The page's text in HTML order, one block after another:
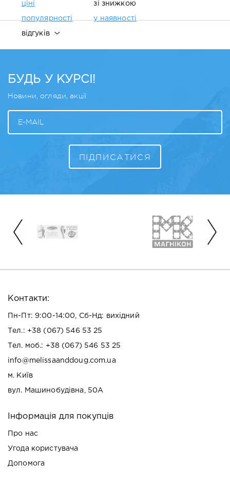
ціні
популярності
відгуків
зі знижкою
у наявності
БУДЬ У КУРСІ!
Новини, огляди, акції
Контакти:
Пн-Пт: 9:00-14:00, Сб-Нд: вихідний
Тел.: +38 (067) 546 53 25
Тел. моб.: +38 (067) 546 53 25
info@melissaanddoug.com.ua
м. Київ
вул. Машинобудівна, 50А
Інформація для покупців
Про нас
Угода користувача
Допомога